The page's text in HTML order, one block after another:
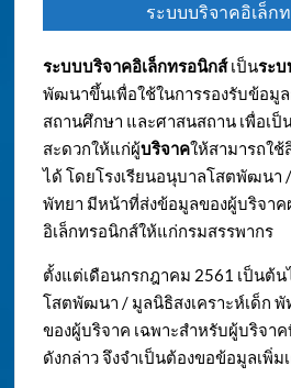
ระบบบริจาคอิเล็ก
ระบบบริจาคอิเล็กทรอนิกส์เป็นระ
พัฒนาขึ้นเพื่อใช้ในการรองรับข้อมู
สถานศึกษา และศาสนสถาน เพื่อเป็
สะดวกให้แก่ผู้บริจาคให้สามารถใ
ได้ โดยโรงเรียนอนุบาลโสตพัฒนา
พัทยา มีหน้าที่ส่งข้อมูลของผู้บริจาค
อิเล็กทรอนิกส์ให้แก่กรมสรรพากร
ตั้งแต่เดือนกรกฎาคม 2561 เป็นต้น
โสตพัฒนา / มูลนิธิสงเคราะห์เด็ก
ของผู้บริจาค เฉพาะสำหรับผู้บริจา
ดังกล่าว จึงจำเป็นต้องขอข้อมูลเพิ่